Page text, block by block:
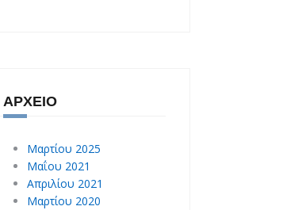
ΑΡΧΕΊΟ
Μαρτίου 2025
Μαΐου 2021
Απριλίου 2021
Μαρτίου 2020